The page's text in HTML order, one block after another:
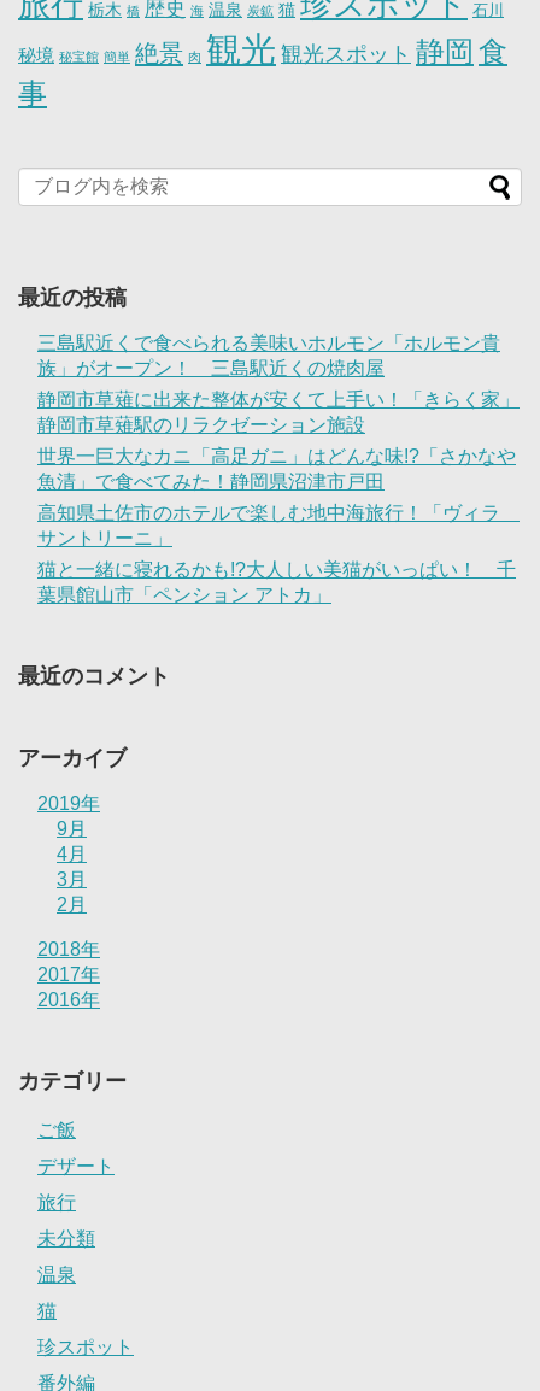
栃木 橋 歴史 海 温泉 炭鉱 猫 石川
秘境 秘宝館 簡単 絶景 肉 観光 観光スポット 静岡 食
事
最近の投稿
三島駅近くで食べられる美味いホルモン「ホルモン貴
族」がオープン！ 三島駅近くの焼肉屋
静岡市草薙に出来た整体が安くて上手い！「きらく家」
静岡市草薙駅のリラクゼーション施設
世界一巨大なカニ「高足ガニ」はどんな味!?「さかなや
魚清」で食べてみた！静岡県沼津市戸田
高知県土佐市のホテルで楽しむ地中海旅行！「ヴィラ
サントリーニ」
猫と一緒に寝れるかも!?大人しい美猫がいっぱい！ 千
葉県館山市「ペンション アトカ」
最近のコメント
アーカイブ
2019年
9月
4月
3月
2月
2018年
2017年
2016年
カテゴリー
ご飯
デザート
旅行
未分類
温泉
猫
珍スポット
番外編